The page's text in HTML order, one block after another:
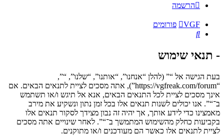
הרשמה
VGF
פורומים
חיפוש
- תנאי שימוש
בעת הגישה אל “” (להלן “אנחנו”, “אותנו”, “שלנו”, “”,
“https://vgfreak.com/forum”), אתה מסכים לציית לתנאים הבאים. אם
אינך מסכים לציית לכל התנאים הבאים, אנא אל תיגש ו/או תשתמש
ב־“”. אנו יכולים לשנות תנאים אלו בכל זמן נתון ונשקיע את מירב
מאמצינו כדי לידע אותך, אך יהיה זה נבון מצידך לסקור תנאים אלו
בקביעות כחלק מהשימוש המתמשך ב־“”. לאחר שינויים אתה מסכים
לציית לתנאים אלו כאשר הם מעודכנים ו/או מתוקנים.